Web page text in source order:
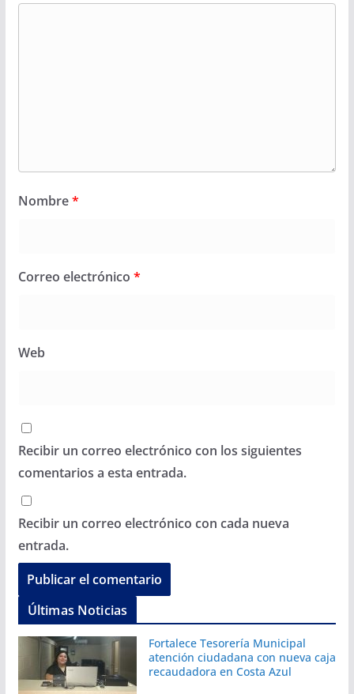
Nombre*
Correo electrónico *
Web
Recibir un correo electrónico con los siguientes
comentarios a esta entrada.
Recibir un correo electrónico con cada nueva
entrada.
Últimas Noticias
Fortalece Tesorería Municipal
atención ciudadana con nueva caja
recaudadora en Costa Azul